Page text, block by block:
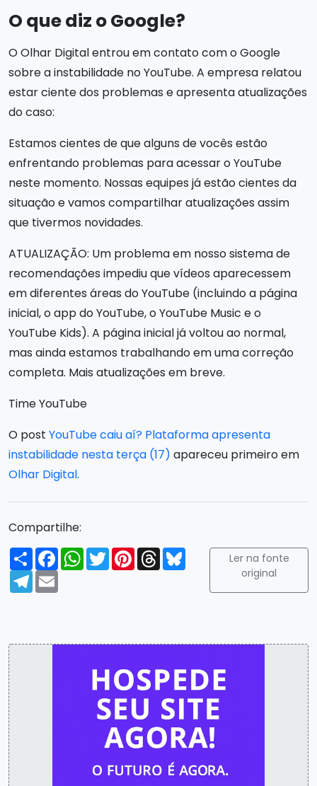
O que diz o Google?
O Olhar Digital entrou em contato com o Google
sobre a instabilidade no YouTube. A empresa relatou
estar ciente dos problemas e apresenta atualizações
do caso:
Estamos cientes de que alguns de vocês estão
enfrentando problemas para acessar o YouTube
neste momento. Nossas equipes já estão cientes da
situação e vamos compartilhar atualizações assim
que tivermos novidades.
ATUALIZAÇÃO: Um problema em nosso sistema de
recomendações impediu que vídeos aparecessem
em diferentes áreas do YouTube (incluindo a página
inicial, o app do YouTube, o YouTube Music e o
YouTube Kids). A página inicial já voltou ao normal,
mas ainda estamos trabalhando em uma correção
completa. Mais atualizações em breve.
Time YouTube
O post YouTube caiu aí? Plataforma apresenta
instabilidade nesta terça (17) apareceu primeiro em
Olhar Digital.
Compartilhe:
Compartilhar
FacebookWhatsApp
TwitterPinterest
ThreadsBluesky
Telegram
Email
Ler na fonte
original